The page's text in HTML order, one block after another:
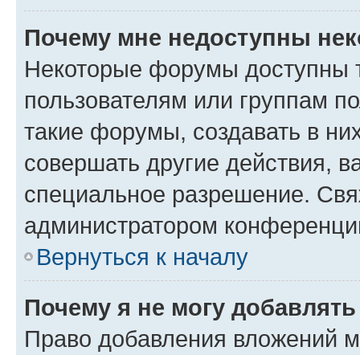
Почему мне недоступны
Некоторые форумы доступны
пользователям или группам
такие форумы, создавать в
совершать другие действия,
специальное разрешение.
администратором
Вернуться к началу
Почему я не могу
Право добавления вложений